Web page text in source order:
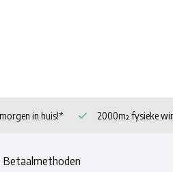
in huis!* 2000m² fysieke
Betaalmethoden